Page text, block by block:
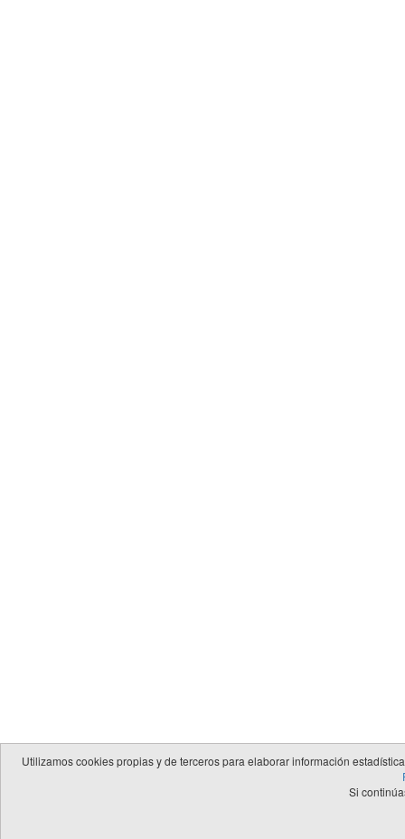
Utilizamos cookies propias y de terceros para elaborar información
Si